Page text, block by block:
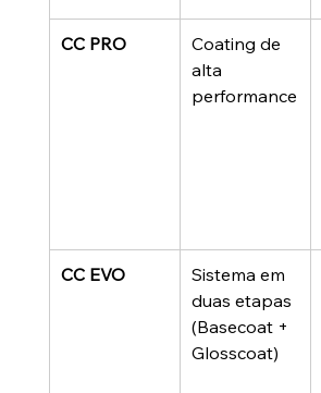
CC PRO
Coating de
alta
performance
CC EVO
Sistema em
duas etapas
(Basecoat +
Glosscoat)